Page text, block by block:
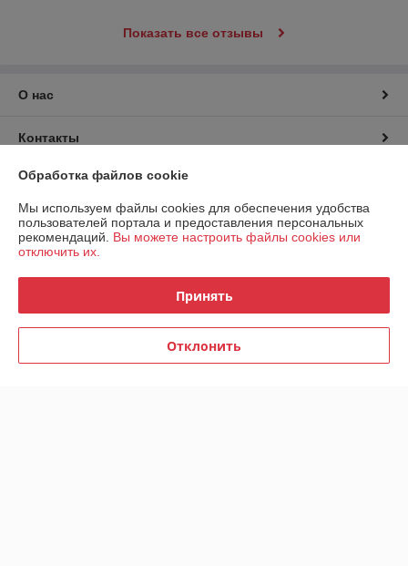
Показать все отзывы
О нас
Контакты
Доставка и оплата
График работы
Политика обработки cookies
Сайт создан на платформе Deal.by
Обработка файлов cookie
Мы используем файлы cookies для обеспечения удобства
пользователей портала и предоставления персональных
рекомендаций. Вы можете настроить файлы cookies или
отключить их.
Принять
Отклонить